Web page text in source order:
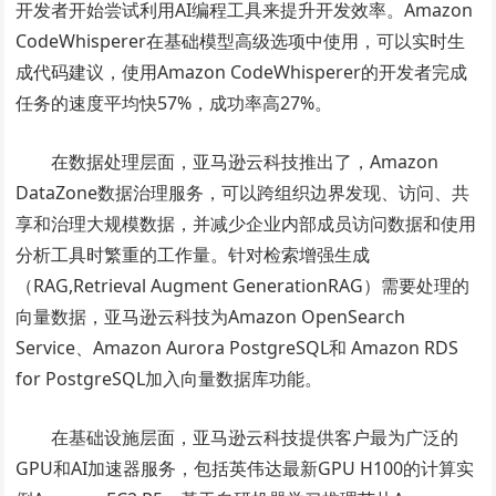
开发者开始尝试利用AI编程工具来提升开发效率。Amazon
CodeWhisperer在基础模型高级选项中使用，可以实时生
成代码建议，使用Amazon CodeWhisperer的开发者完成
任务的速度平均快57%，成功率高27%。
在数据处理层面，亚马逊云科技推出了，Amazon
DataZone数据治理服务，可以跨组织边界发现、访问、共
享和治理大规模数据，并减少企业内部成员访问数据和使用
分析工具时繁重的工作量。针对检索增强生成
（RAG,Retrieval Augment GenerationRAG）需要处理的
向量数据，亚马逊云科技为Amazon OpenSearch
Service、Amazon Aurora PostgreSQL和 Amazon RDS
for PostgreSQL加入向量数据库功能。
在基础设施层面，亚马逊云科技提供客户最为广泛的
GPU和AI加速器服务，包括英伟达最新GPU H100的计算实